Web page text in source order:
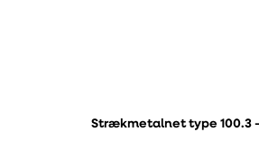
Strækmetalnet type 100.3